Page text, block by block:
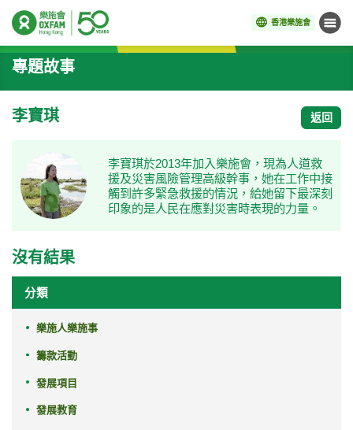
香港樂施會 目錄
開始主要內容
專題故事
李寶琪 返回
李寶琪於2013年加入樂施會，現為人道救
援及災害風險管理高級幹事，她在工作中接
觸到許多緊急救援的情況，給她留下最深刻
印象的是人民在應對災害時表現的力量。
沒有結果
分類
樂施人樂施事
籌款活動
發展項目
發展教育